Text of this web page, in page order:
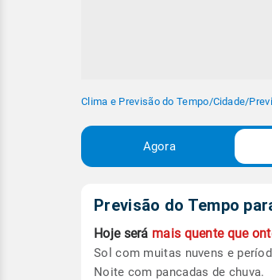
Clima e Previsão do Tempo/Cidade/
Agora
Previsão do Tempo
Hoje será mais quente que
Sol com muitas nuvens e
Noite com pancadas de chuva.